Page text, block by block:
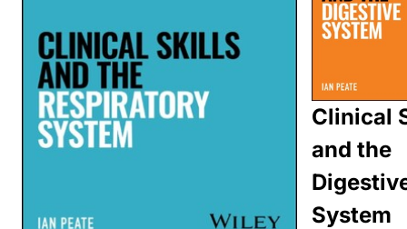
Clinical
and the
System